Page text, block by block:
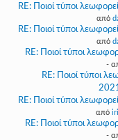
RE: Ποιοί τύποι
από
RE: Ποιοί τύποι
από
RE: Ποιοί τύποι
-
RE: Ποιοί τύποι
RE: Ποιοί τύποι
από
RE: Ποιοί τύποι
-